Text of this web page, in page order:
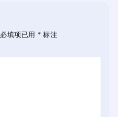
必填项已用 * 标注